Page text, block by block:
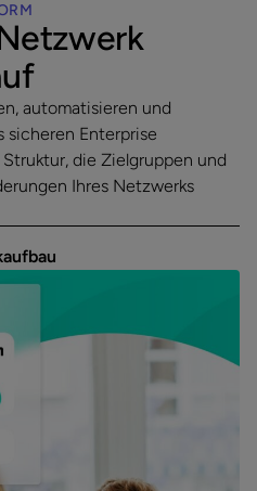
automatisieren und
sicheren Enterprise
die Zielgruppen und
Ihres Netzwerks